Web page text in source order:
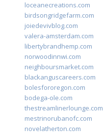
loceanecreations.com
birdsongridgefarm.com
joiedevivblog.com
valera-amsterdam.com
libertybrandhemp.com
norwoodinnwi.com
neighboursmarket.com
blackanguscareers.com
bolesfororegon.com
bodega-ole.com
thestreamlinerlounge.com
mestrinorubanofc.com
novelatherton.com